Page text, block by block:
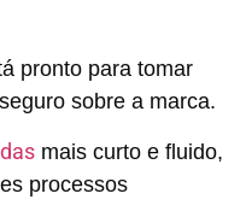
pronto para tomar
sobre a marca.
mais curto e fluido,
processos